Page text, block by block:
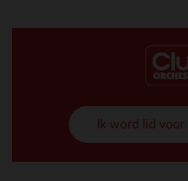
Ik word lid voor